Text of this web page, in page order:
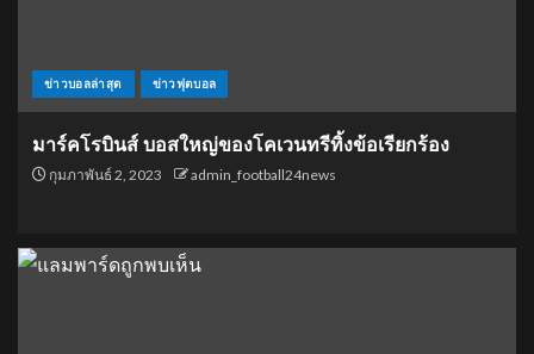
ข่าวบอลล่าสุด ข่าวฟุตบอล
มาร์คโรบินส์ บอสใหญ่ของโคเวนทรีทิ้งข้อเรียกร้อง
กุมภาพันธ์ 2, 2023 admin_football24news